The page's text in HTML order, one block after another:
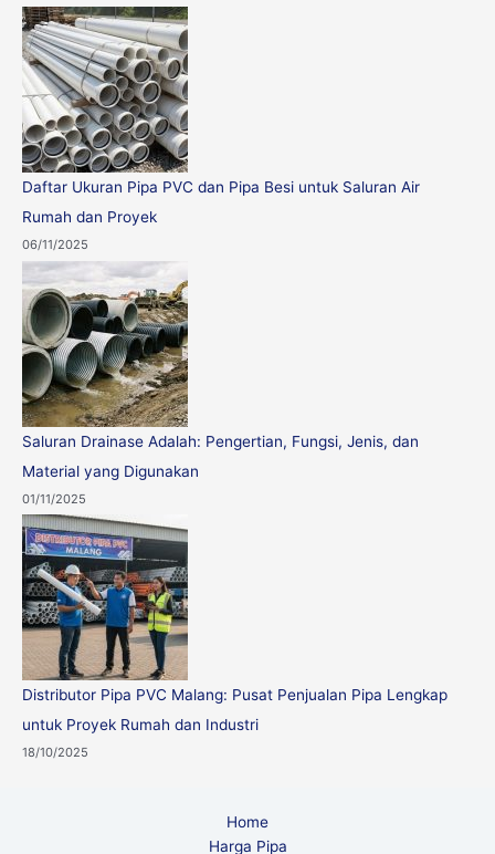
Daftar Ukuran Pipa PVC dan Pipa Besi untuk Saluran Air
Rumah dan Proyek
06/11/2025
Saluran Drainase Adalah: Pengertian, Fungsi, Jenis, dan
Material yang Digunakan
01/11/2025
Distributor Pipa PVC Malang: Pusat Penjualan Pipa Lengkap
untuk Proyek Rumah dan Industri
18/10/2025
Home
Harga Pipa